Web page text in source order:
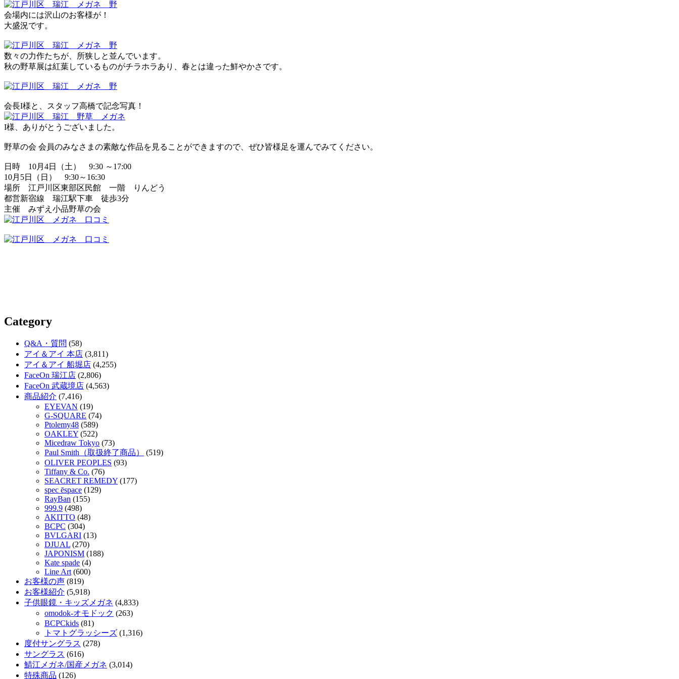
会場内には沢山のお客様が！
大盛況です。
数々の力作たちが、所狭しと並んでいます。
秋の野草展は紅葉しているものがチラホラあり、春とは違った鮮やかさです。
会長I様と、スタッフ高橋で記念写真！
I様、ありがとうございました。
野草の会 会員のみなさまの素敵な作品を見ることができますので、ぜひ皆様足を運んでみてください。
日時 10月4日（土） 9:30 ～17:00
10月5日（日） 9:30～16:30
場所 江戸川区東部区民館 一階 りんどう
都営新宿線 瑞江駅下車 徒歩3分
主催 みずえ小品野草の会
Category
Q&A・質問 (58)
アイ＆アイ 本店 (3,811)
アイ＆アイ 船堀店 (4,255)
FaceOn 瑞江店 (2,806)
FaceOn 武蔵境店 (4,563)
商品紹介 (7,416)
EYEVAN (19)
G-SQUARE (74)
Ptolemy48 (589)
OAKLEY (522)
Micedraw Tokyo (73)
Paul Smith（取扱終了商品）
(519)
OLIVER PEOPLES (93)
Tiffany & Co. (76)
SEACRET REMEDY (177)
spec ēspace (129)
RayBan (155)
999.9 (498)
AKITTO (48)
BCPC (304)
BVLGARI (13)
DJUAL (270)
JAPONISM (188)
Kate spade (4)
Line Art (600)
お客様の声 (819)
お客様紹介 (5,918)
子供眼鏡・キッズメガネ (4,833)
omodok-オモドック (263)
BCPCkids (81)
トマトグラッシーズ (1,316)
度付サングラス (278)
サングラス (616)
鯖江メガネ/国産メガネ (3,014)
特殊商品 (126)